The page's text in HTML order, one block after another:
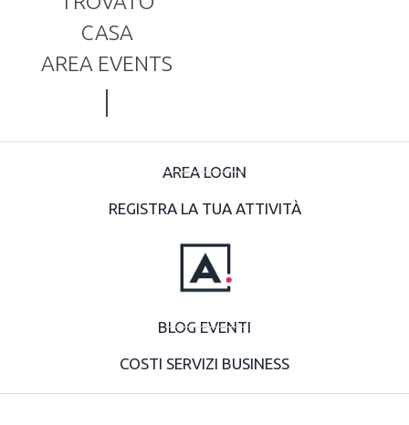
CASA
AREA EVENTS
AREA LOGIN
REGISTRA LA TUA ATTIVITÀ
BLOG EVENTI
COSTI SERVIZI BUSINESS